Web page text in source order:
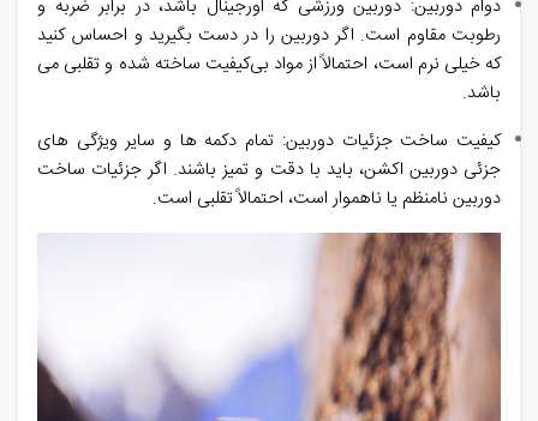
دوام دوربین: دوربین‌ ورزشی که اورجینال باشد، در برابر ضربه و
رطوبت مقاوم است. اگر دوربین را در دست بگیرید و احساس کنید
که خیلی نرم است، احتمالاً از مواد بی‌کیفیت ساخته شده و تقلبی می
باشد.
کیفیت ساخت جزئیات دوربین: تمام دکمه ها و سایر ویژگی های
جزئی دوربین اکشن، باید با دقت و تمیز باشند. اگر جزئیات ساخت
دوربین نامنظم یا ناهموار است، احتمالاً تقلبی است.